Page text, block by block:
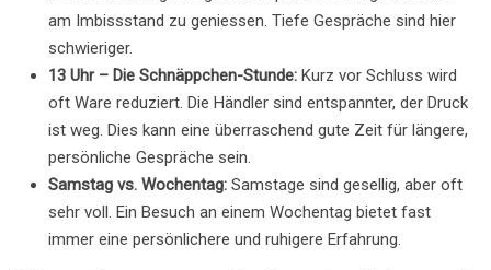
am Imbissstand zu geniessen. Tiefe Gespräche sind hier
schwieriger.
13 Uhr – Die Schnäppchen-Stunde: Kurz vor Schluss wird
oft Ware reduziert. Die Händler sind entspannter, der Druck
ist weg. Dies kann eine überraschend gute Zeit für längere,
persönliche Gespräche sein.
Samstag vs. Wochentag: Samstage sind gesellig, aber oft
sehr voll. Ein Besuch an einem Wochentag bietet fast
immer eine persönlichere und ruhigere Erfahrung.